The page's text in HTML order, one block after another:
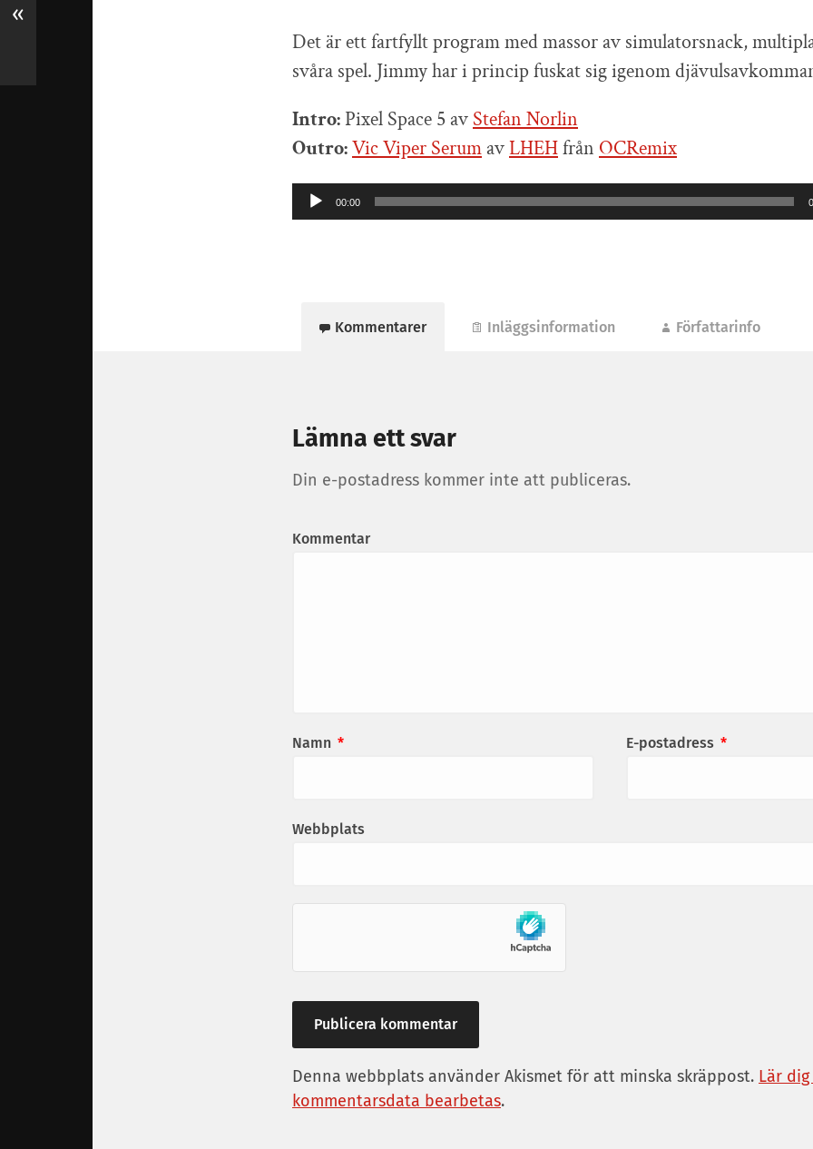
Det är ett fartfyllt program med massor av simulatorsnack,
svåra spel. Jimmy har i princip fuskat sig igenom
Intro: Pixel Space 5 av Stefan Norlin
Outro:Vic Viper Serum avLHEHfrån OCRemix
Ljudspelare
00:00
Kommentarer Inläggsinformation Författarinfo
Lämna ett svar
Din e-postadress kommer inte att publiceras.
Kommentar
Namn * E-postadress *
Webbplats
Denna webbplats använder Akismet för att minska skräppost. Lär
kommentarsdata bearbetas.
«